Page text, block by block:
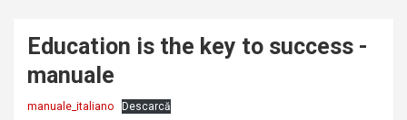
Education is the key to success -
manuale
manuale_italiano Descarcă